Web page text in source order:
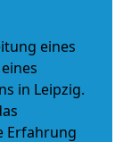
eines
in Leipzig.
Erfahrung